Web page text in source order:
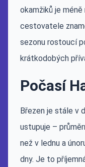
okamžiků je
cestovatele
sezonu rostoucí
krátkodobých
Počasí
Březen je stále v
ustupuje –
než v lednu a
dny. Je to